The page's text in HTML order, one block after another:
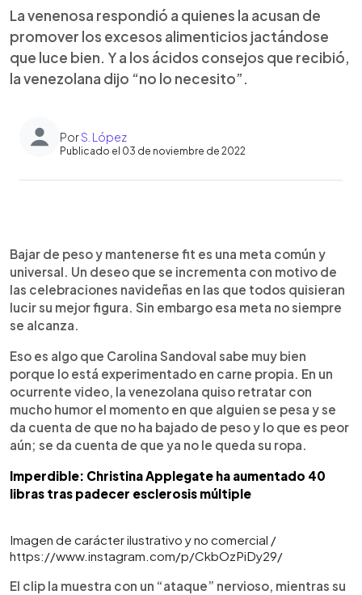
La venenosa respondió a quienes la acusan de
promover los excesos alimenticios jactándose
que luce bien. Y a los ácidos consejos que recibió,
la venezolana dijo “no lo necesito”.
PorS. López
Publicado el 03 de noviembre de 2022
► Escuchar artículo
Bajar de peso y mantenerse fit es una meta común y
universal. Un deseo que se incrementa con motivo de
las celebraciones navideñas en las que todos quisieran
lucir su mejor figura. Sin embargo esa meta no siempre
se alcanza.
Eso es algo que Carolina Sandoval sabe muy bien
porque lo está experimentado en carne propia. En un
ocurrente video, la venezolana quiso retratar con
mucho humor el momento en que alguien se pesa y se
da cuenta de que no ha bajado de peso y lo que es peor
aún; se da cuenta de que ya no le queda su ropa.
Imperdible: Christina Applegate ha aumentado 40
libras tras padecer esclerosis múltiple
Imagen de carácter ilustrativo y no comercial /
https://www.instagram.com/p/CkbOzPiDy29/
El clip la muestra con un “ataque” nervioso, mientras su